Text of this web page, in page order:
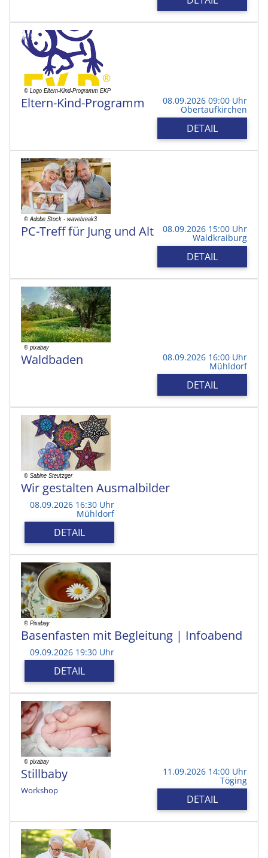
Eltern-Kind-Programm 08.09.2026 09:00 Uhr
Obertaufkirchen
DETAIL
PC-Treff für Jung und Alt 08.09.2026 15:00 Uhr
Waldkraiburg
DETAIL
Waldbaden 08.09.2026 16:00 Uhr
Mühldorf
DETAIL
Wir gestalten Ausmalbilder
08.09.2026 16:30 Uhr
Mühldorf
DETAIL
Basenfasten mit Begleitung | Infoabend
09.09.2026 19:30 Uhr
DETAIL
Stillbaby
Workshop
11.09.2026 14:00 Uhr
Töging
DETAIL